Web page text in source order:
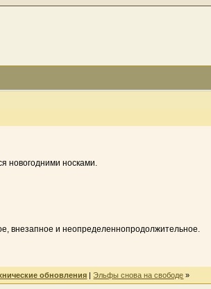
новогодними носками.
внезапное и неопределеннопродолжительное.
обновления |Эльфы снова на свободе »